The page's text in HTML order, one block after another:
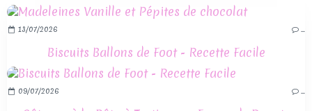
13/07/2026 …
Biscuits Ballons de Foot - Recette Facile
09/07/2026 …